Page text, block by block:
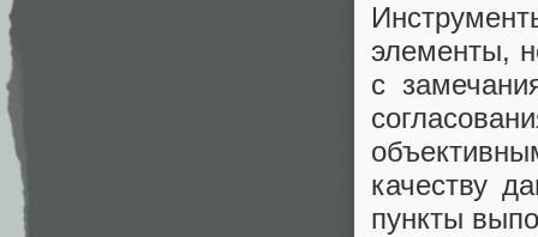
элементы,
с
качеству
пункты